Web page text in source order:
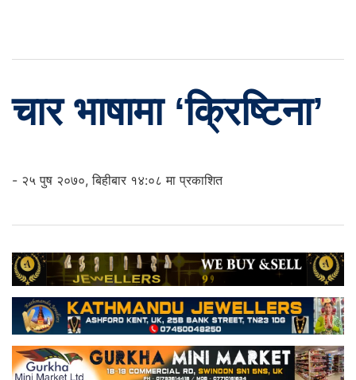
चार भाषामा ‘क्रिष्टिना’
- २५ पुष २०७०, बिहीबार १४:०८ मा प्रकाशित